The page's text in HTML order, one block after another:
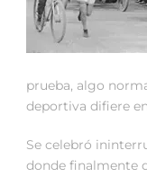
prueba, algo
deportiva difiere
Se celebró
donde finalmente